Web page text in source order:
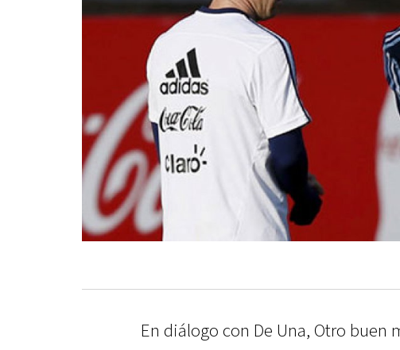
En diálogo con De Una, Otro buen